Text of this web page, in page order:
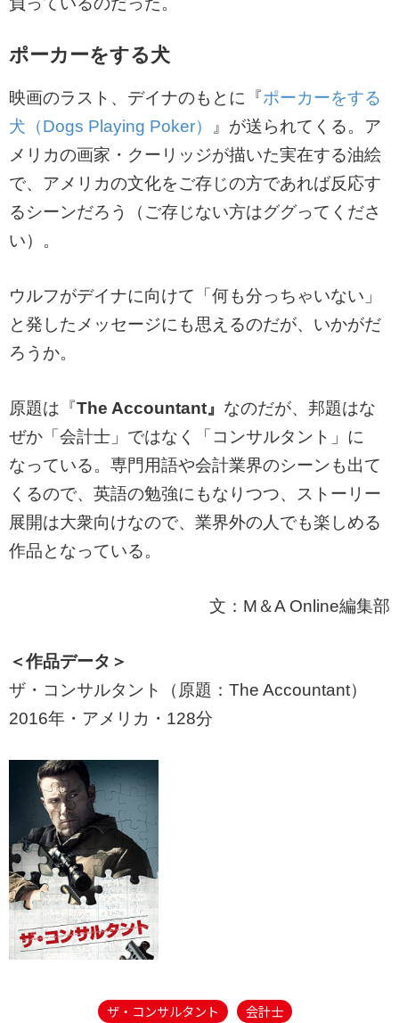
ポーカーをする犬
映画のラスト、デイナのもとに『ポーカーをする
犬（Dogs Playing Poker） 』が送られてくる。ア
メリカの画家・クーリッジが描いた実在する油絵
で、アメリカの文化をご存じの方であれば反応す
るシーンだろう（ご存じない方はググってくださ
い）。
ウルフがデイナに向けて「何も分っちゃいない」
と発したメッセージにも思えるのだが、いかがだ
ろうか。
原題は『The Accountant』 なのだが、邦題はな
ぜか「会計士」ではなく「コンサルタント」に
なっている。専門用語や会計業界のシーンも出て
くるので、英語の勉強にもなりつつ、ストーリー
展開は大衆向けなので、業界外の人でも楽しめる
作品となっている。
文：M＆A Online編集部
＜作品データ＞
ザ・コンサルタント（原題：The Accountant）
2016年・アメリカ・128分
ザ・コンサルタント
会計士